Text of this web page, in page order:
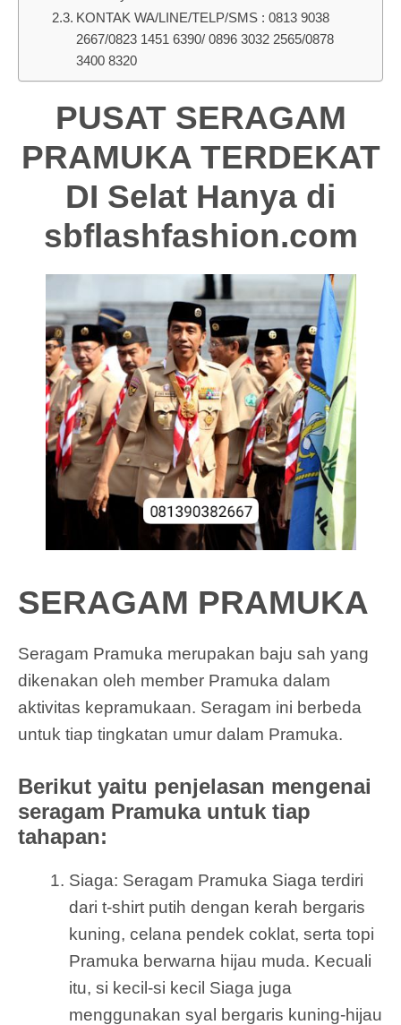
KONTAK WA/LINE/TELP/SMS : 0813 9038
2667/0823 1451 6390/ 0896 3032 2565/0878
3400 8320
PUSAT SERAGAM
PRAMUKA TERDEKAT
DI Selat Hanya di
sbflashfashion.com
SERAGAM PRAMUKA
Seragam Pramuka merupakan baju sah yang
dikenakan oleh member Pramuka dalam
aktivitas kepramukaan. Seragam ini berbeda
untuk tiap tingkatan umur dalam Pramuka.
Berikut yaitu penjelasan mengenai
seragam Pramuka untuk tiap
tahapan:
Siaga: Seragam Pramuka Siaga terdiri
dari t-shirt putih dengan kerah bergaris
kuning, celana pendek coklat, serta topi
Pramuka berwarna hijau muda. Kecuali
itu, si kecil-si kecil Siaga juga
menggunakan syal bergaris kuning-hijau